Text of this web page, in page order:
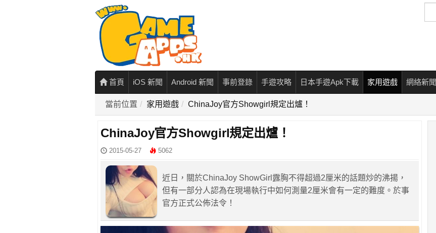
尋
首頁 iOS 新聞 Android 新聞 事前登錄 手遊攻略 日本手遊Apk下載 家用遊戲 網絡新聞
當前位置 家用遊戲 ChinaJoy官方Showgirl規定出爐！
ChinaJoy官方Showgirl規定出爐！
2015-05-27 5062
近日，關於ChinaJoy ShowGirl露胸不得超過2厘米的話題炒的沸揚，
但有一部分人認為在現場執行中如何測量2厘米會有一定的難度。於事
官方正式公佈法令！